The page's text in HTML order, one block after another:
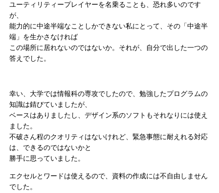
ユーティリティープレイヤーを名乗ることも、恐れ多いのです
が、
能力的に中途半端なことしかできない私にとって、その「中途半
端」を生かさなければ
この場所に居れないのではないか。それが、自分で出した一つの
答えでした。
幸い、大学では情報科の専攻でしたので、勉強したプログラムの
知識は錆びていましたが、
ベースはありましたし、デザイン系のソフトもそれなりには使え
ました。
不破さん程のクオリティはないけれど、緊急事態に耐えれる対応
は、できるのではないかと
勝手に思っていました。
エクセルとワードは使えるので、資料の作成には不自由しません
でした。